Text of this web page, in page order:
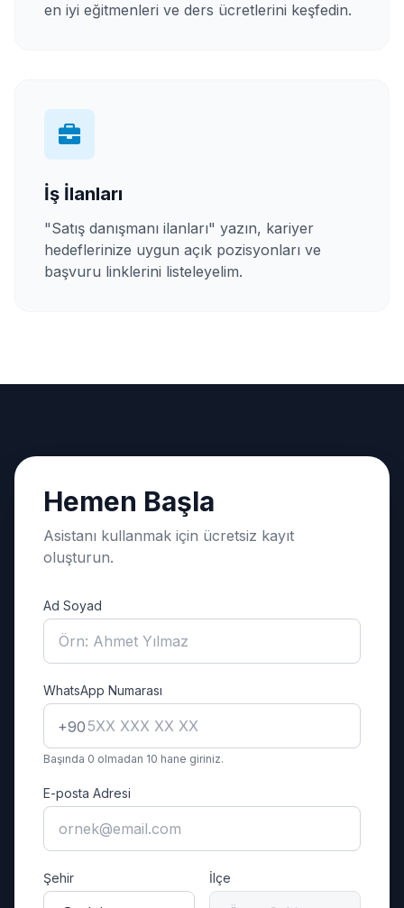
en iyi eğitmenleri ve ders ücretlerini keşfedin.
İş İlanları
"Satış danışmanı ilanları" yazın, kariyer
hedeflerinize uygun açık pozisyonları ve
başvuru linklerini listeleyelim.
Hemen Başla
Asistanı kullanmak için ücretsiz kayıt
oluşturun.
Ad Soyad
WhatsApp Numarası
+90
Başında 0 olmadan 10 hane giriniz.
E-posta Adresi
Şehir İlçe